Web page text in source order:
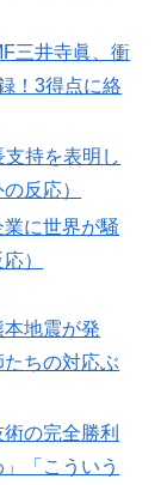
徹底比較した
」→「こんな
来るからね
協会前代未聞
ャンダルに発
表、W杯ポッ
【海外の反
外「バムの
効率の差が分
三井寺眞、衝
！3得点に絡
持を表明し
反応）
に世界が騒
）
地震が発
ちの対応ぶ
の完全勝利
「こういう